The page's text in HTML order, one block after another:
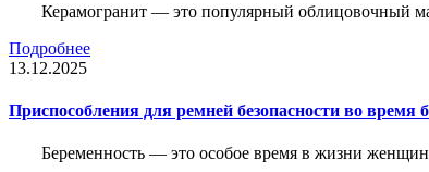
Керамогранит — это популярный облицовочный
Подробнее
13.12.2025
Приспособления для ремней безопасности во время
Беременность — это особое время в жизни